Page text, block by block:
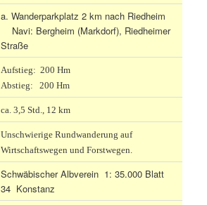
a. Wanderparkplatz 2 km nach Riedheim
Navi: Bergheim (Markdorf), Riedheimer
Straße
Aufstieg: 200 Hm
Abstieg: 200 Hm
ca. 3,5 Std., 12 km
Unschwierige Rundwanderung auf
Wirtschaftswegen und Forstwegen.
Schwäbischer Albverein 1: 35.000 Blatt
34 Konstanz